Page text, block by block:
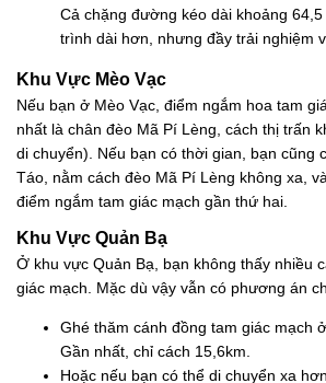
Cả chặng đường kéo dài khoảng
trình dài hơn, nhưng đầy trải nghiệm
Khu Vực Mèo Vạc
Nếu bạn ở Mèo Vạc, điểm ngắm hoa tam
nhất là chân đèo Mã Pí Lèng, cách thị trấn
di chuyển). Nếu bạn có thời gian, bạn cũng
Táo, nằm cách đèo Mã Pí Lèng không xa,
điểm ngắm tam giác mạch gần thứ hai.
Khu Vực Quản Bạ
Ở khu vực Quản Bạ, bạn không thấy nhiều
giác mạch. Mặc dù vậy vẫn có phương án
Ghé thăm cánh đồng tam giác mạch
Gần nhất, chỉ cách 15,6km.
Hoặc nếu bạn có thể di chuyển xa